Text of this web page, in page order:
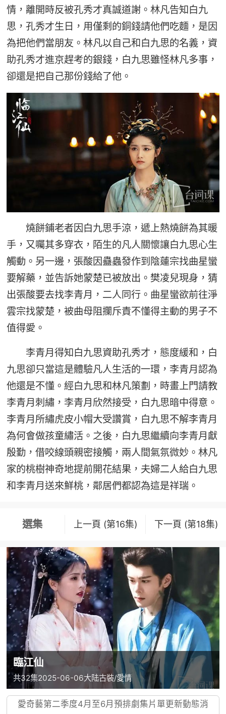
情，離開時反被孔秀才真誠道謝。林凡告知白九
思，孔秀才生日，用僅剩的銅錢請他們吃麵，是因
為把他們當朋友。林凡以自己和白九思的名義，資
助孔秀才進京趕考的銀錢，白九思雖怪林凡多事，
卻還是把自己那份錢給了他。
燒餅鋪老者因白九思手涼，遞上熱燒餅為其暖
手，又囑其多穿衣，陌生的凡人關懷讓白九思心生
觸動。另一邊，張酸因蠱蟲發作到陰蓮宗找曲星蠻
要解藥，並告訴她蒙楚已被放出。樊凌兒現身，猜
出張酸要去找李青月，二人同行。曲星蠻欲前往淨
雲宗找蒙楚，被曲母阻攔斥責不懂得主動的男子不
值得愛。
李青月得知白九思資助孔秀才，態度緩和，白
九思卻只當這是體驗凡人生活的一環，李青月認為
他還是不懂。經白九思和林凡策劃，時畫上門請教
李青月刺繡，李青月欣然接受，白九思暗中得意。
李青月所繡虎皮小帽大受讚賞，白九思不解李青月
為何會做孩童繡活。之後，白九思繼續向李青月獻
殷勤，借咬線頭親密接觸，兩人間氣氛微妙。林凡
家的桃樹神奇地提前開花結果，夫婦二人給白九思
和李青月送來鮮桃，鄰居們都認為這是祥瑞。
選集 上一頁 (第16集) 下一頁 (第18集)
臨江仙
共32集2025-06-06大陆古裝/愛情
愛奇藝第二季度4月至6月預排劇集片單更新動態消